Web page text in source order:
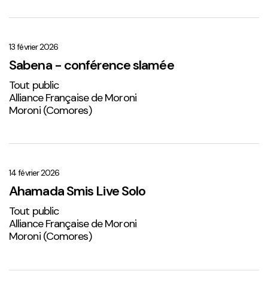
conférence
slamée
13 février 2026
Sabena - conférence slamée
Tout public
Alliance Française de Moroni
Moroni (Comores)
Live
Solo
2
14 février 2026
Ahamada Smis Live Solo
Tout public
Alliance Française de Moroni
Moroni (Comores)